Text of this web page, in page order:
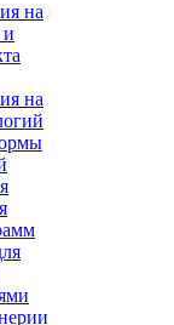
на
и
на